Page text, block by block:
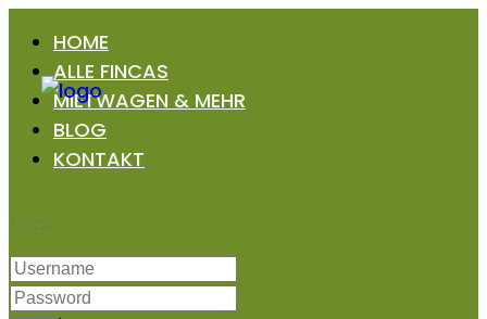
HOME
ALLE FINCAS
MIETWAGEN & MEHR
BLOG
KONTAKT
Login